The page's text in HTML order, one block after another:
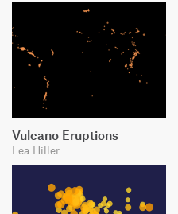
Vulcano Eruptions
Lea Hiller